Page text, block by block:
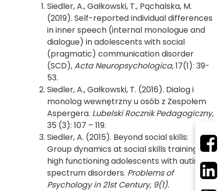
Siedler, A., Gałkowski, T., Pąchalska, M.
(2019). Self-reported individual differences
in inner speech (internal monologue and
dialogue) in adolescents with social
(pragmatic) communication disorder
(SCD),Acta Neuropsychologica,17(1): 39-
53.
Siedler, A., Gałkowski, T. (2016). Dialog i
monolog wewnętrzny u osób z Zespołem
Aspergera. Lubelski Rocznik Pedagogiczny,
35 (3): 107 – 119.
Siedler, A. (2015). Beyond social skills:
Group dynamics at social skills training for
high functioning adolescents with autism
spectrum disorders. Problems of
Psychology in 21st Century, 9(1).